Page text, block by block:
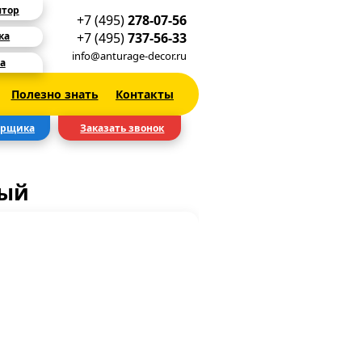
+7 (495)278-07-56
+7 (495)737-56-33
info@anturage-decor.ru
Полезно знать Контакты
Заказать звонок